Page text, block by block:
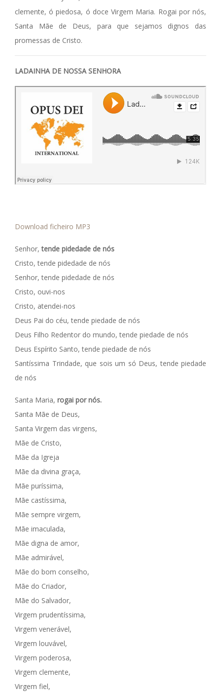
clemente, ó piedosa, ó doce Virgem Maria. Rogai por nós,
Santa Mãe de Deus, para que sejamos dignos das
promessas de Cristo.
LADAINHA DE NOSSA SENHORA
Download ficheiro MP3
Senhor,tende pidedade de nós
Cristo, tende pidedade de nós
Senhor, tende pidedade de nós
Cristo, ouvi-nos
Cristo, atendei-nos
Deus Pai do céu, tende piedade de nós
Deus Filho Redentor do mundo, tende piedade de nós
Deus Espírito Santo, tende piedade de nós
Santíssima Trindade, que sois um só Deus, tende piedade
de nós
Santa Maria, rogai por nós.
Santa Mãe de Deus,
Santa Virgem das virgens,
Mãe de Cristo,
Mãe da Igreja
Mãe da divina graça,
Mãe puríssima,
Mãe castíssima,
Mãe sempre virgem,
Mãe imaculada,
Mãe digna de amor,
Mãe admirável,
Mãe do bom conselho,
Mãe do Criador,
Mãe do Salvador,
Virgem prudentíssima,
Virgem venerável,
Virgem louvável,
Virgem poderosa,
Virgem clemente,
Virgem fiel,